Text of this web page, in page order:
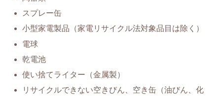
スプレー缶
小型家電製品（家電リサイクル法対象品目は除く）
電球
乾電池
使い捨てライター（金属製）
リサイクルできない空きびん、空き缶（油びん、化